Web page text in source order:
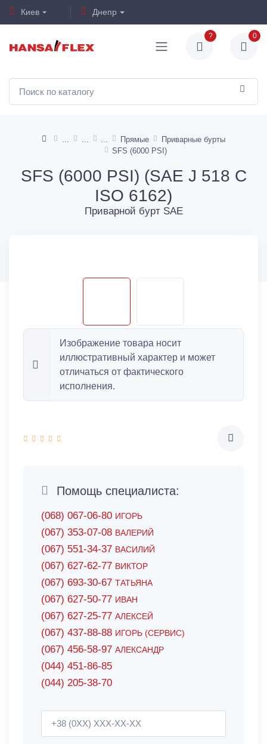
Киев Днепр
? 0
Прямые
Приварные бурты
SFS (6000 PSI)
SFS (6000 PSI) (SAE J 518 C
ISO 6162)
Приварной бурт SAE
Изображение товара носит
иллюстративный характер и может
отличаться от фактического
исполнения.
Помощь специалиста:
(068) 067-06-80 ИГОРЬ
(067) 353-07-08 ВАЛЕРИЙ
(067) 551-34-37 ВАСИЛИЙ
(067) 627-62-77 ВИКТОР
(067) 693-30-67 ТАТЬЯНА
(067) 627-50-77 ИВАН
(067) 627-25-77 АЛЕКСЕЙ
(067) 437-88-88 ИГОРЬ (СЕРВИС)
(067) 456-58-97 АЛЕКСАНДР
(044) 451-86-85
(044) 205-38-70